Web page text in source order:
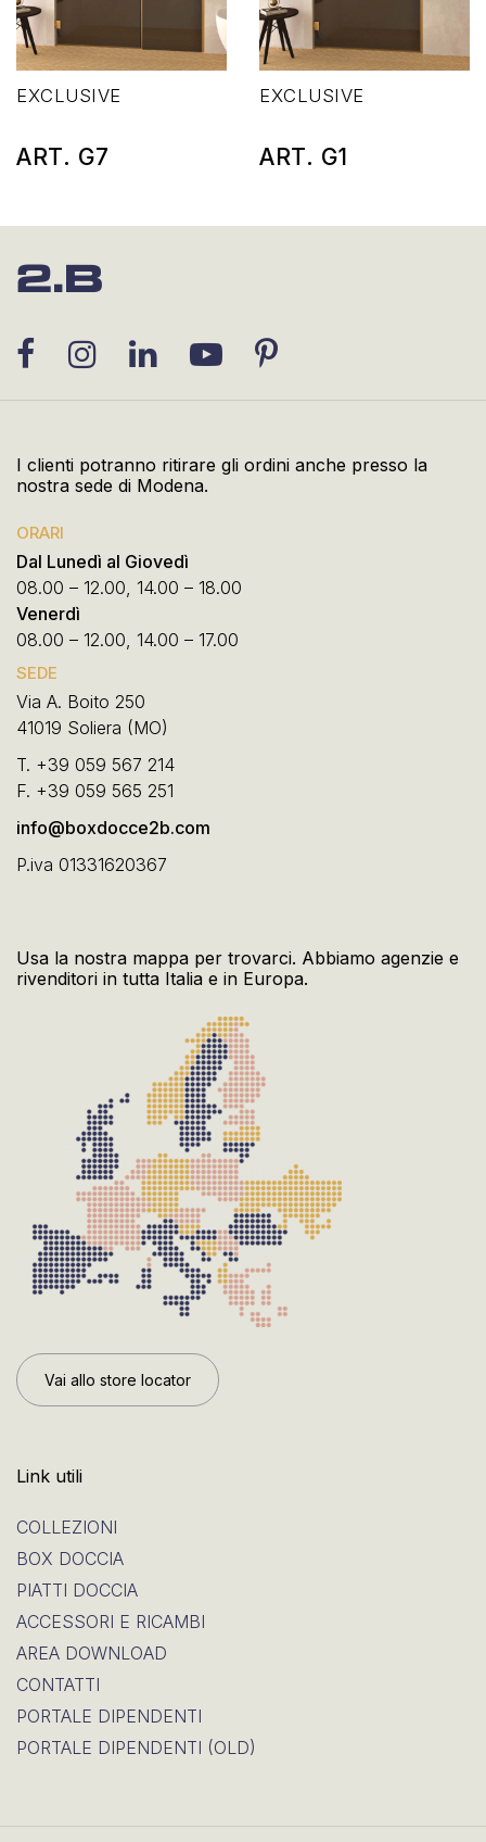
EXCLUSIVE
ART. G7
EXCLUSIVE
ART. G1
I clienti potranno ritirare gli ordini anche presso la
nostra sede di Modena.
ORARI
Dal Lunedì al Giovedì
08.00 – 12.00, 14.00 – 18.00
Venerdì
08.00 – 12.00, 14.00 – 17.00
SEDE
Via A. Boito 250
41019 Soliera (MO)
T. +39 059 567 214
F. +39 059 565 251
info@boxdocce2b.com
P.iva 01331620367
Usa la nostra mappa per trovarci. Abbiamo agenzie e
rivenditori in tutta Italia e in Europa.
Vai allo store locator
Link utili
COLLEZIONI
BOX DOCCIA
PIATTI DOCCIA
ACCESSORI E RICAMBI
AREA DOWNLOAD
CONTATTI
PORTALE DIPENDENTI
PORTALE DIPENDENTI (OLD)